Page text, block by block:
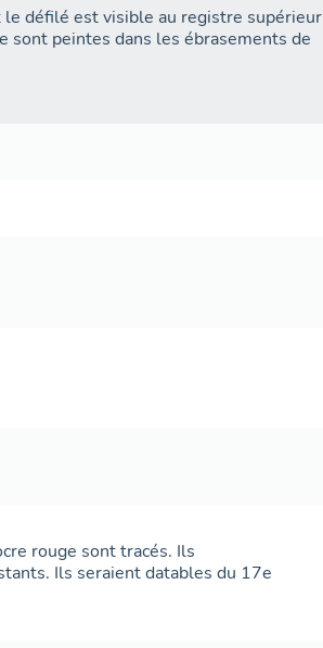
défilé est visible au registre supérieur
sont peintes dans les ébrasements de
rouge sont tracés. Ils
Ils seraient datables du 17e